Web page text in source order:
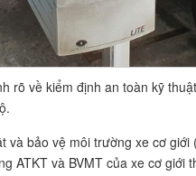
rõ về kiểm định an toàn kỹ
và bảo vệ môi trường xe cơ
ATKT và BVMT của xe cơ giới